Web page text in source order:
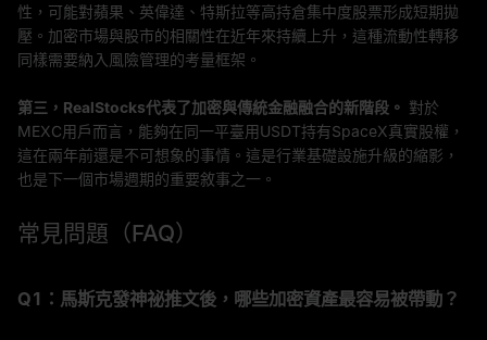
性，可能對蘋果、英偉達、特斯拉等高持倉集中度股票形成短期拋
壓。加密市場與股市的相關性在近年來持續上升，這種流動性轉移
同樣需要納入風險管理的考量框架。
第三，RealStocks代表了加密與傳統金融融合的新階段。 對於
MEXC用戶而言，能夠在同一平臺用USDT持有SpaceX真實股權，
這在兩年前還是不可想象的事情。這是行業基礎設施升級的縮影，
也是下一個市場週期的重要敘事之一。
常見問題（FAQ）
Q1：馬斯克發神祕推文後，哪些加密資產最容易被帶動？